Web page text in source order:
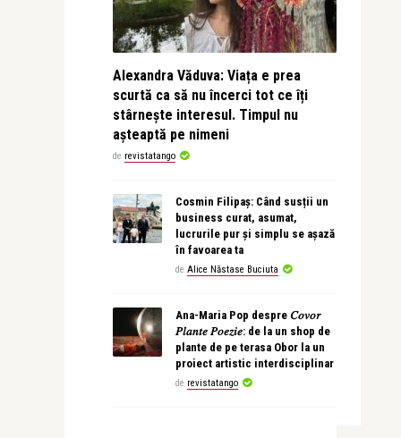
Alexandra Văduva: Viața e prea
scurtă ca să nu încerci tot ce îți
stârnește interesul. Timpul nu
așteaptă pe nimeni
de revistatango
Cosmin Filipaș: Când susții un
business curat, asumat,
lucrurile pur și simplu se așază
în favoarea ta
de Alice Năstase Buciuta
Ana-Maria Pop despre 𝐶𝑜𝑣𝑜𝑟
𝑃𝑙𝑎𝑛𝑡𝑒 𝑃𝑜𝑒𝑧𝑖𝑒: de la un shop de
plante de pe terasa Obor la un
proiect artistic interdisciplinar
de revistatango